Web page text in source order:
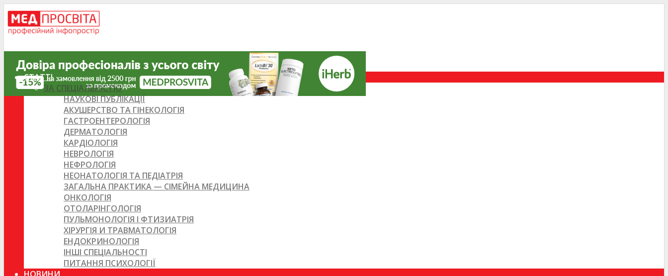
СТАТТІ
ЗА СПЕЦІАЛЬНІСТЮ
НАУКОВІ ПУБЛІКАЦІЇ
АКУШЕРСТВО ТА ГІНЕКОЛОГІЯ
ГАСТРОЕНТЕРОЛОГІЯ
ДЕРМАТОЛОГІЯ
КАРДІОЛОГІЯ
НЕВРОЛОГІЯ
НЕФРОЛОГІЯ
НЕОНАТОЛОГІЯ ТА ПЕДІАТРІЯ
ЗАГАЛЬНА ПРАКТИКА — СІМЕЙНА МЕДИЦИНА
ОНКОЛОГІЯ
ОТОЛАРІНГОЛОГІЯ
ПУЛЬМОНОЛОГІЯ І ФТИЗИАТРІЯ
ХІРУРГІЯ И ТРАВМАТОЛОГІЯ
ЕНДОКРИНОЛОГІЯ
ІНШІ СПЕЦІАЛЬНОСТІ
ПИТАННЯ ПСИХОЛОГІЇ